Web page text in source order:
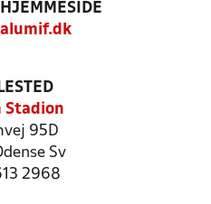
Stadion
95D
Sv
2968